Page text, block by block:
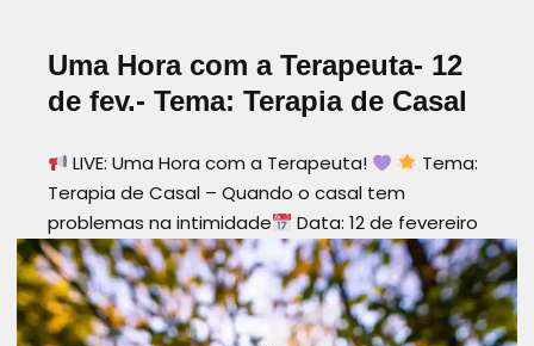
Uma Hora com a Terapeuta- 12
de fev.- Tema: Terapia de Casal
LIVE: Uma Hora com a Terapeuta!
Tema:
Terapia de Casal – Quando o casal tem
problemas na intimidade
Data: 12 de fevereiro
Hora: 20h (Angola)
Onde: Instagram da
@prana.angola A intimidade é um dos pilares
mais importantes…